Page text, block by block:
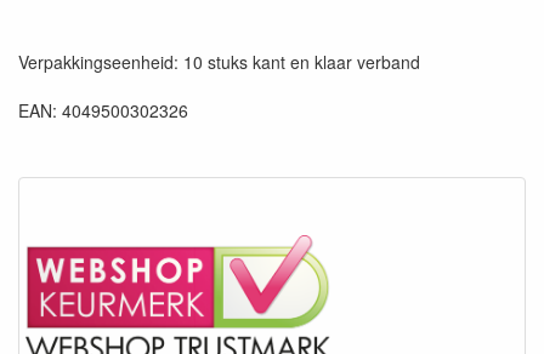
Verpakkingseenheid: 10 stuks kant en klaar verband
EAN: 4049500302326